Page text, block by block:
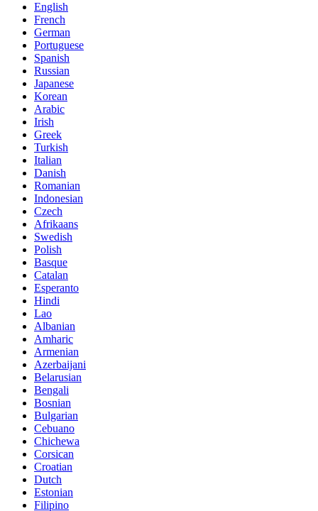
English
French
German
Portuguese
Spanish
Russian
Japanese
Korean
Arabic
Irish
Greek
Turkish
Italian
Danish
Romanian
Indonesian
Czech
Afrikaans
Swedish
Polish
Basque
Catalan
Esperanto
Hindi
Lao
Albanian
Amharic
Armenian
Azerbaijani
Belarusian
Bengali
Bosnian
Bulgarian
Cebuano
Chichewa
Corsican
Croatian
Dutch
Estonian
Filipino